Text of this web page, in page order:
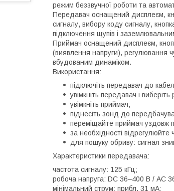
режим беззвучної роботи та
Передавач оснащений дисплеєм,
сигналу, вибору коду сигналу,
підключення щупів і
Приймач оснащений дисплеєм,
(виявлення напруги), регулювання
вбудованим динаміком.
Використання:
підключіть передавач до
увімкніть передавач і виберіть
увімкніть приймач;
піднесіть зонд до
переміщайте приймач уздовж
за необхідності
для пошуку обриву: сигнал
Характеристики передавача:
частота сигналу: 125 кГц;
робоча напруга: DC 36–400 В / AC
мінімальний струм: прибл. 31 мА;